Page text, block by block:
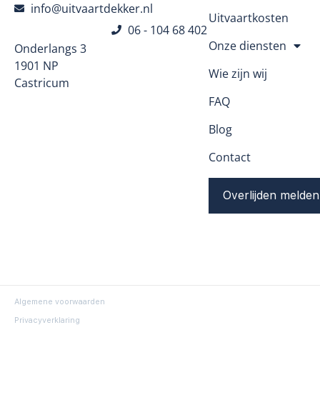
info@uitvaartdekker.nl
Onderlangs 3
1901 NP
Castricum
06 - 104 68 402
Uitvaartkosten
Onze diensten
Wie zijn wij
FAQ
Blog
Contact
Overlijden melden
Algemene voorwaarden
Privacyverklaring